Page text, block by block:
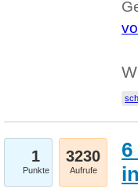
1
Punkte
3230
Aufrufe